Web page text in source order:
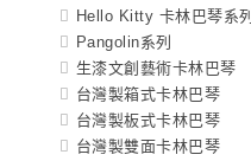
Hello Kitty 卡林巴琴系列
Pangolin系列
生漆文創藝術卡林巴琴
台灣製箱式卡林巴琴
台灣製板式卡林巴琴
台灣製雙面卡林巴琴